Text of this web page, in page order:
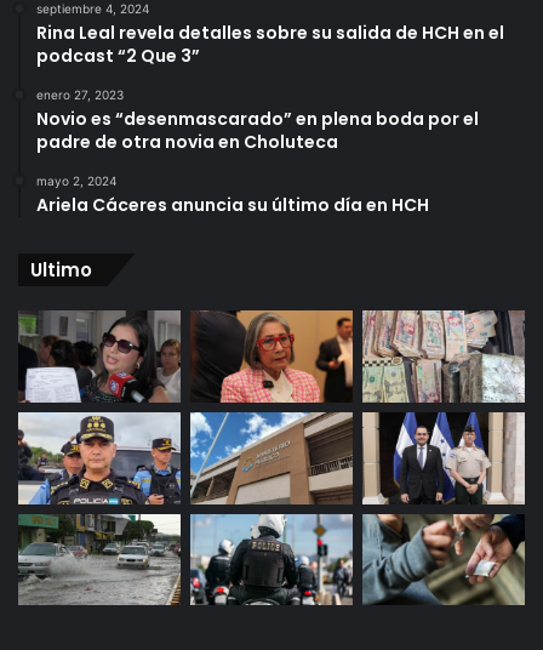
septiembre 4, 2024
Rina Leal revela detalles sobre su salida de HCH en el
podcast “2 Que 3”
enero 27, 2023
Novio es “desenmascarado” en plena boda por el
padre de otra novia en Choluteca
mayo 2, 2024
Ariela Cáceres anuncia su último día en HCH
Ultimo